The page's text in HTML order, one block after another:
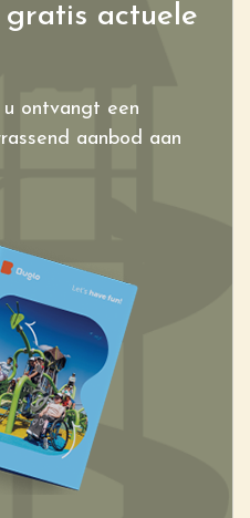
actuele
ontvangt een
aanbod aan